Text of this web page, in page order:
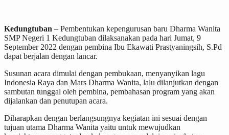
Kedungtuban – Pembentukan kepengurusan baru Dharma Wanita
SMP Negeri 1 Kedungtuban dilaksanakan pada hari Jumat, 9
September 2022 dengan pembina Ibu Ekawati Prastyaningsih, S.Pd
dapat berjalan dengan lancar.
Susunan acara dimulai dengan pembukaan, menyanyikan lagu
Indonesia Raya dan Mars Dharma Wanita, lalu dilanjutkan dengan
sambutan tunggal oleh pembina, pembahasan program yang akan
dijalankan dan penutupan acara.
Diharapkan dengan berlangsungnya kegiatan ini sesuai dengan
tujuan utama Dharma Wanita yaitu untuk mewujudkan